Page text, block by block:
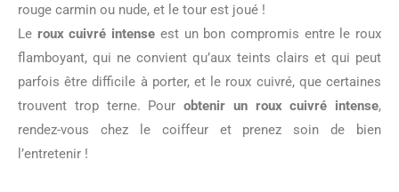
rouge carmin ou nude, et le tour est joué !
Le roux cuivré intense est un bon compromis entre le roux
flamboyant, qui ne convient qu’aux teints clairs et qui peut
parfois être difficile à porter, et le roux cuivré, que certaines
trouvent trop terne. Pour obtenir un roux cuivré intense,
rendez-vous chez le coiffeur et prenez soin de bien
l’entretenir !